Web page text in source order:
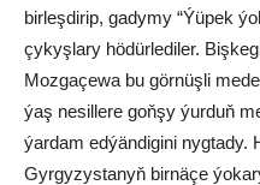
birleşdirip, gadymy “Ýüpek
çykyşlary hödürlediler.
Mozgaçewa bu görnüşli
ýaş nesillere goňşy ýurduň
ýardam edýändigini nygtady.
Gyrgyzystanyň birnäçe